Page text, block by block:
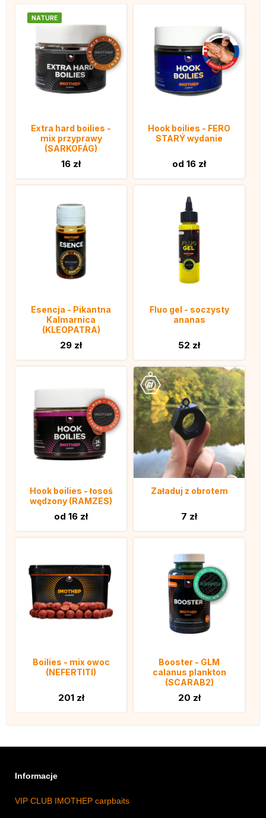
NATURE
Extra hard boilies -
mix przyprawy
(SARKOFÁG)
16 zł
Hook boilies - FERO
STARÝ wydanie
od 16 zł
Esencja - Pikantna
Kalmarnica
(KLEOPATRA)
29 zł
Fluo gel - soczysty
ananas
52 zł
Hook boilies - łosoś
wędzony (RAMZES)
od 16 zł
Załaduj z obrotem
7 zł
Boilies - mix owoc
(NEFERTITI)
201 zł
Booster - GLM
calanus plankton
(SCARAB2)
20 zł
Informacje
VIP CLUB IMOTHEP carpbaits